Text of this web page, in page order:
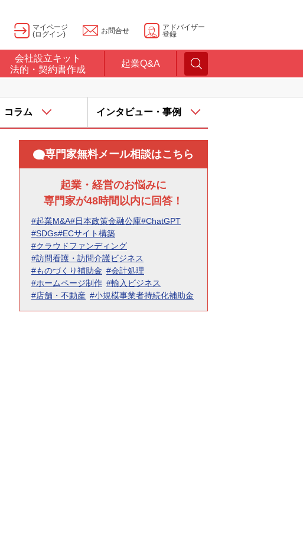
マイページ
(ログイン)
お問合せ
アドバイザー
登録
会社設立キット
法的・契約書作成
起業Q&A
コラム インタビュー・事例
専門家無料メール相談はこちら
起業・経営のお悩みに
専門家が48時間以内に回答！
#起業M&A#日本政策金融公庫#ChatGPT
#SDGs#ECサイト構築
#クラウドファンディング
#訪問看護・訪問介護ビジネス
#ものづくり補助金 #会計処理
#ホームページ制作 #輸入ビジネス
#店舗・不動産 #小規模事業者持続化補助金